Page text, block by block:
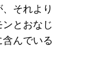
それより
とおなじ
んでいる